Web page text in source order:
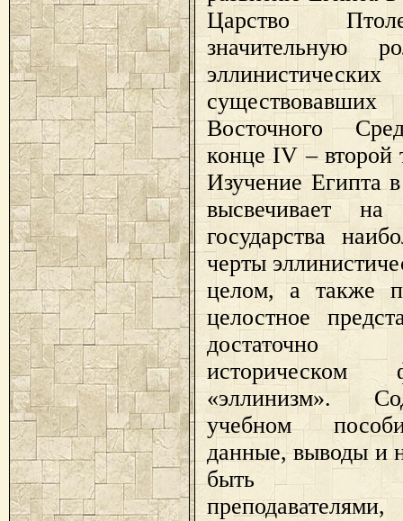
Царство
значительную
Восточного
конце IV – второй
Изучение Египта
высвечивает
государства
черты
целом, а также
целостное
достаточно
историческом
«эллинизм».
учебном
данные, выводы и
быть